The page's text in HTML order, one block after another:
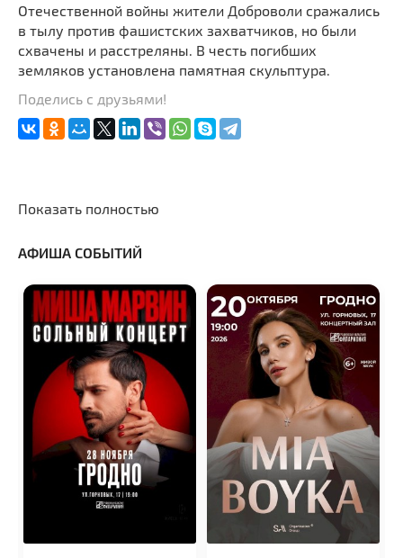
Отечественной войны жители Доброволи сражались
в тылу против фашистских захватчиков, но были
схвачены и расстреляны. В честь погибших
земляков установлена памятная скульптура.
Поделись с друзьями!
Показать полностью
АФИША СОБЫТИЙ